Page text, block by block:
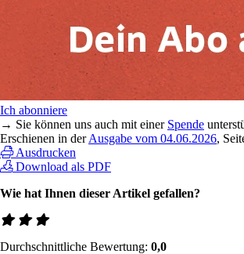
Ich abonniere
→ Sie können uns auch mit einer Spende
Erschienen in derAusgabe vom 04.06.2026,
Ausdrucken
Download als PDF
Wie hat Ihnen dieser Artikel gefallen?
Durchschnittliche Bewertung: 0,0